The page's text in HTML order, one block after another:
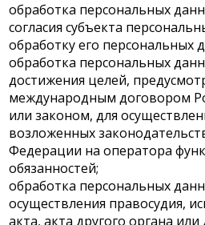
обработка персональных
согласия субъекта
обработку его персональных
обработка персональных
достижения целей,
международным договором
или законом, для
возложенных
Федерации на оператора
обязанностей;
обработка персональных
осуществления правосудия,
акта, акта другого органа